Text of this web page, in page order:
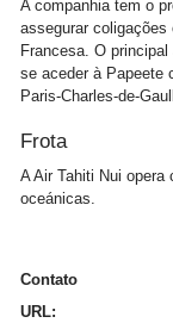
A companhia tem o
assegurar
Francesa. O
se aceder à Papeete
Paris-Charles-de-
Frota
A Air Tahiti Nui opera
oceánicas.
Contato
URL: